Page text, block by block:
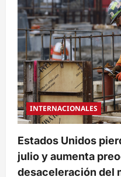
INTERNACIONALES
Estados Unidos
julio y aumenta
desaceleración del